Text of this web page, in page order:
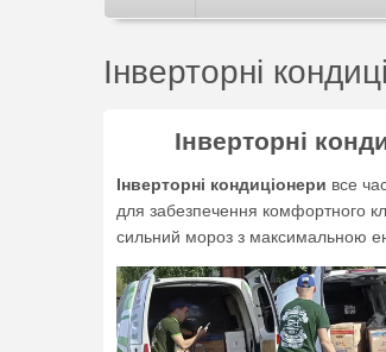
Інверторні
Інверторні
Інверторні кондиціонери все
для забезпечення комфортного
сильний мороз з максимальною